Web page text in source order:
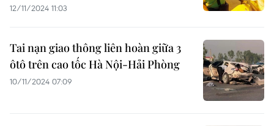
12/11/2024 11:03
Tai nạn giao thông liên hoàn giữa 3
ôtô trên cao tốc Hà Nội-Hải Phòng
10/11/2024 07:09